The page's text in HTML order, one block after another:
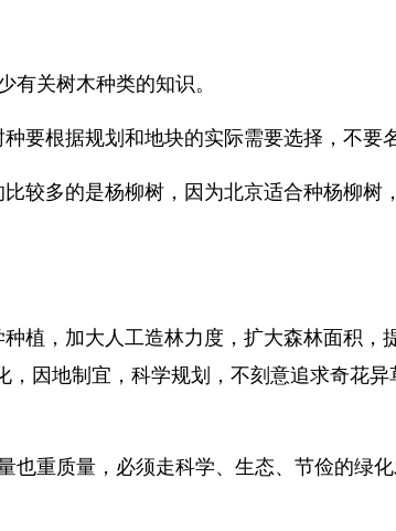
有关树木种类的知识。
要根据规划和地块的实际需要选择，不要
较多的是杨柳树，因为北京适合种杨柳树
植，加大人工造林力度，扩大森林面积，
，因地制宜，科学规划，不刻意追求奇花异
重质量，必须走科学、生态、节俭的绿化